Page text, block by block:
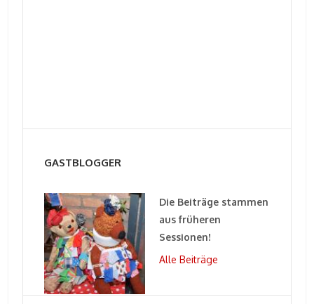
GASTBLOGGER
Die Beiträge stammen
aus früheren
Sessionen!
Alle Beiträge